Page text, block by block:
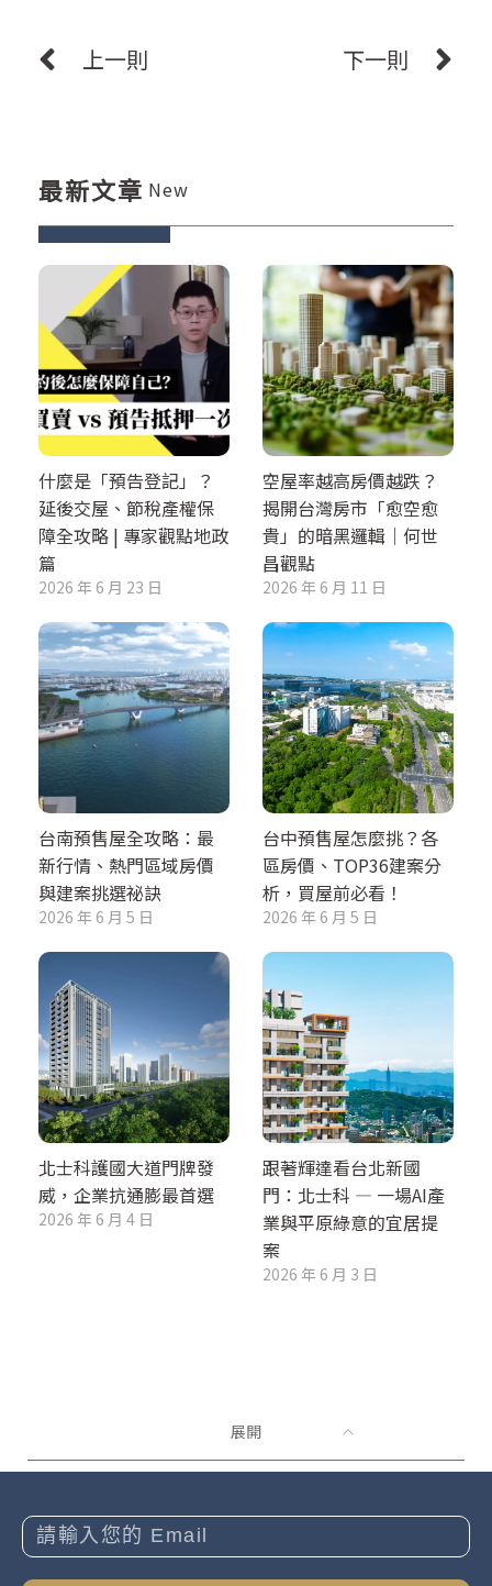
上一則 下一則
最新文章 New
什麼是「預告登記」？
延後交屋、節稅產權保
障全攻略 | 專家觀點地政
篇
2026 年 6 月 23 日
空屋率越高房價越跌？
揭開台灣房市「愈空愈
貴」的暗黑邏輯｜何世
昌觀點
2026 年 6 月 11 日
台南預售屋全攻略：最
新行情、熱門區域房價
與建案挑選祕訣
2026 年 6 月 5 日
台中預售屋怎麼挑？各
區房價、TOP36建案分
析，買屋前必看！
2026 年 6 月 5 日
北士科護國大道門牌發
威，企業抗通膨最首選
2026 年 6 月 4 日
跟著輝達看台北新國
門：北士科 — 一場AI產
業與平原綠意的宜居提
案
2026 年 6 月 3 日
展開